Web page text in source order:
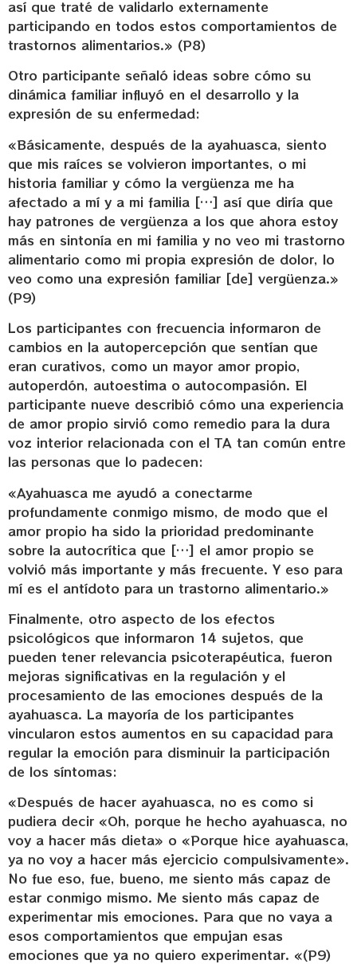
así que traté de validarlo externamente
participando en todos estos comportamientos de
trastornos alimentarios.» (P8)
Otro participante señaló ideas sobre cómo su
dinámica familiar influyó en el desarrollo y la
expresión de su enfermedad:
«Básicamente, después de la ayahuasca, siento
que mis raíces se volvieron importantes, o mi
historia familiar y cómo la vergüenza me ha
afectado a mí y a mi familia […] así que diría que
hay patrones de vergüenza a los que ahora estoy
más en sintonía en mi familia y no veo mi trastorno
alimentario como mi propia expresión de dolor, lo
veo como una expresión familiar [de] vergüenza.»
(P9)
Los participantes con frecuencia informaron de
cambios en la autopercepción que sentían que
eran curativos, como un mayor amor propio,
autoperdón, autoestima o autocompasión. El
participante nueve describió cómo una experiencia
de amor propio sirvió como remedio para la dura
voz interior relacionada con el TA tan común entre
las personas que lo padecen:
«Ayahuasca me ayudó a conectarme
profundamente conmigo mismo, de modo que el
amor propio ha sido la prioridad predominante
sobre la autocrítica que […] el amor propio se
volvió más importante y más frecuente. Y eso para
mí es el antídoto para un trastorno alimentario.»
Finalmente, otro aspecto de los efectos
psicológicos que informaron 14 sujetos, que
pueden tener relevancia psicoterapéutica, fueron
mejoras significativas en la regulación y el
procesamiento de las emociones después de la
ayahuasca. La mayoría de los participantes
vincularon estos aumentos en su capacidad para
regular la emoción para disminuir la participación
de los síntomas:
«Después de hacer ayahuasca, no es como si
pudiera decir «Oh, porque he hecho ayahuasca, no
voy a hacer más dieta» o «Porque hice ayahuasca,
ya no voy a hacer más ejercicio compulsivamente».
No fue eso, fue, bueno, me siento más capaz de
estar conmigo mismo. Me siento más capaz de
experimentar mis emociones. Para que no vaya a
esos comportamientos que empujan esas
emociones que ya no quiero experimentar. «(P9)